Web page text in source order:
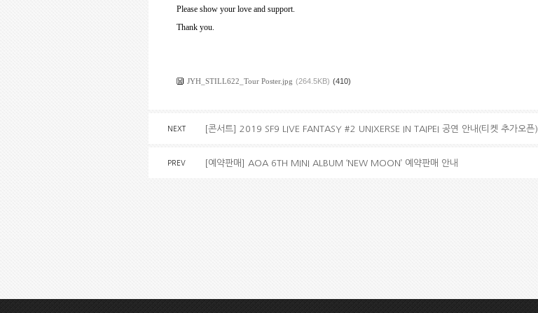
Please show your love and support.
Thank you.
JYH_STILL622_Tour Poster.jpg (264.5KB) (410)
NEXT [콘서트] 2019 SF9 LIVE FANTASY #2 UNIXERSE IN TAIPEI 공연 안내(티켓 추가오픈)
PREV [예약판매] AOA 6TH MINI ALBUM ‘NEW MOON’ 예약판매 안내